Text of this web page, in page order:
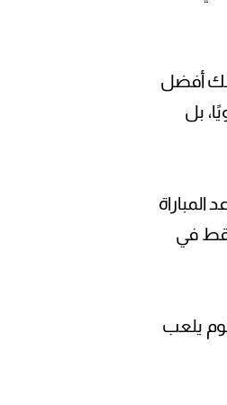
أفضل
بل
فقط في
يلعب